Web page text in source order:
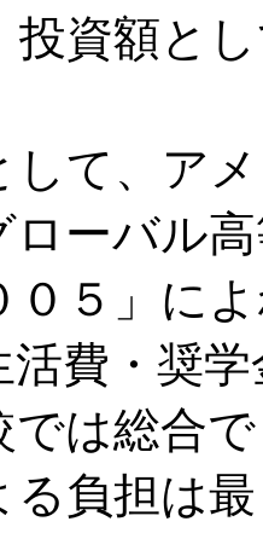
投資額と
て、ア
ローバル
０５」に
活費・奨
では総合
る負担は